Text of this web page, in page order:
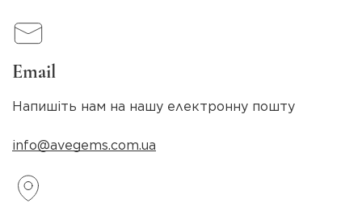
Email
Напишіть нам на нашу електронну пошту
info@avegems.com.ua